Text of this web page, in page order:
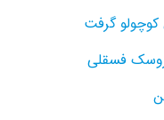
گرفت
فسقلی